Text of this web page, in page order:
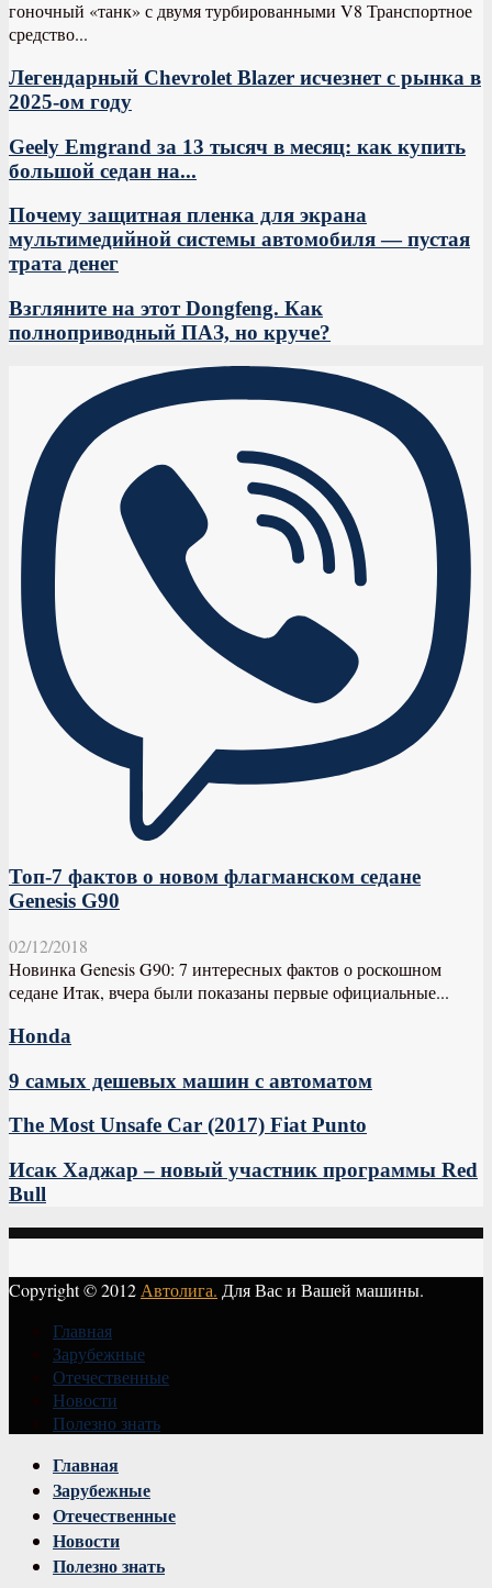
гоночный «танк» с двумя турбированными V8 Транспортное
средство...
Легендарный Chevrolet Blazer исчезнет с рынка в
2025-ом году
Geely Emgrand за 13 тысяч в месяц: как купить
большой седан на...
Почему защитная пленка для экрана
мультимедийной системы автомобиля — пустая
трата денег
Взгляните на этот Dongfeng. Как
полноприводный ПАЗ, но круче?
Топ-7 фактов о новом флагманском седане
Genesis G90
02/12/2018
Новинка Genesis G90: 7 интересных фактов о роскошном
седане Итак, вчера были показаны первые официальные...
Honda
9 самых дешевых машин с автоматом
The Most Unsafe Car (2017) Fiat Punto
Исак Хаджар – новый участник программы Red
Bull
Copyright © 2012 Автолига. Для Вас и Вашей машины.
Главная
Зарубежные
Отечественные
Новости
Полезно знать
Главная
Зарубежные
Отечественные
Новости
Полезно знать